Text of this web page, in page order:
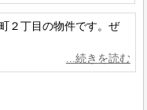
２丁目の物件です。ぜ